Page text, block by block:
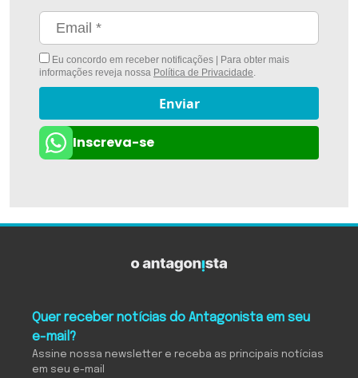
Eu concordo em receber notificações | Para obter mais
informações reveja nossa Política de Privacidade.
Enviar
Inscreva-se
Quer receber notícias do Antagonista em seu
e-mail?
Assine nossa newsletter e receba as principais notícias
em seu e-mail